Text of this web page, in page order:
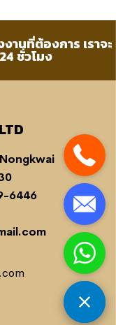
านที่ต้องการ เราจะ
ชั่วโมง
6446